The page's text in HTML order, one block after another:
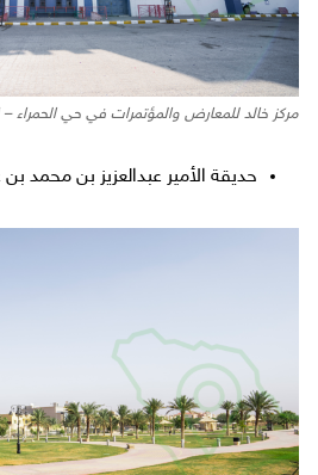
مركز خالد للمعارض والمؤتمرات في حي الحمراء –
حديقة الأمير عبدالعزيز بن محمد